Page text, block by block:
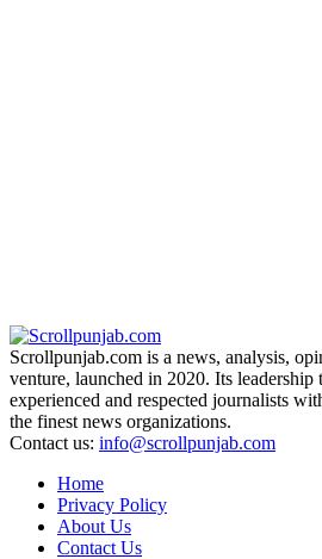
Scrollpunjab.com is a news, analysis,
venture, launched in 2020. Its leadership
experienced and respected journalists
the finest news organizations.
Contact us: info@scrollpunjab.com
Home
Privacy Policy
About Us
Contact Us